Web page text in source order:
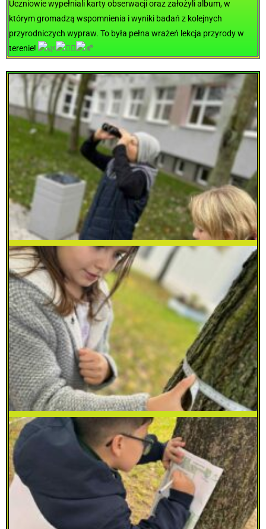
Uczniowie wypełniali karty obserwacji oraz założyli album, w
którym gromadzą wspomnienia i wyniki badań z kolejnych
przyrodniczych wypraw. To była pełna wrażeń lekcja przyrody w
terenie!